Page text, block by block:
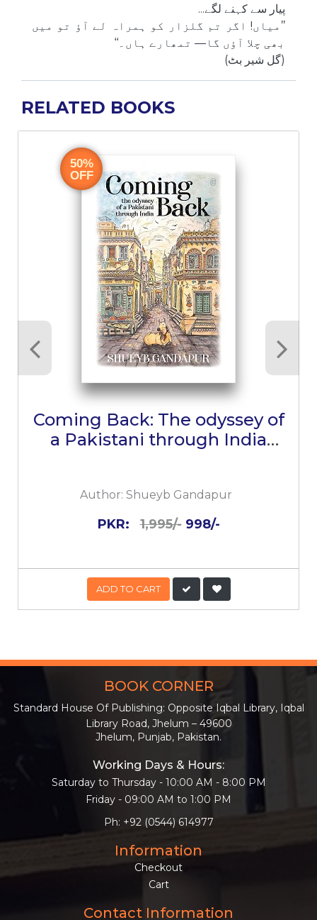
پیار سے کہنے لگے...
’’میاں! اگر تم گلزار کو ہمراہ لے آؤ تو میں
بھی چلا آؤں گا— تمھارے ہاں۔‘‘
(گل شیر بٹ)
RELATED BOOKS
50%
OFF
Coming Back: The odyssey of
a Pakistani through India
Author: Shueyb Gandapur
PKR:1,995/- 998/-
ADD TO CART
BOOK CORNER
Standard House Of Publishing: Opposite Iqbal Library, Iqbal
Library Road, Jhelum – 49600
Jhelum, Punjab, Pakistan.
Working Days & Hours:
Saturday to Thursday - 10:00 AM - 8:00 PM
Friday - 09:00 AM to 1:00 PM
Ph: +92 (0544) 614977
Information
Checkout
Cart
Contact Information